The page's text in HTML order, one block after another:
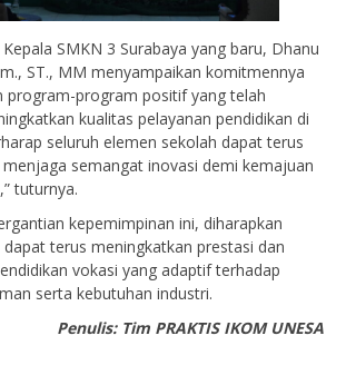
SMKN 3 Surabaya yang baru, Dhanu
ST., MM menyampaikan komitmennya
program-program positif yang telah
kualitas pelayanan pendidikan di
seluruh elemen sekolah dapat terus
semangat inovasi demi kemajuan
tuturnya.
kepemimpinan ini, diharapkan
dapat terus meningkatkan prestasi dan
vokasi yang adaptif terhadap
serta kebutuhan industri.
Penulis: Tim PRAKTIS IKOM UNESA